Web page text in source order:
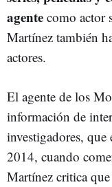
agente como actor
Martínez también
actores.
El agente de los
información de
investigadores, que
2014, cuando
Martínez critica